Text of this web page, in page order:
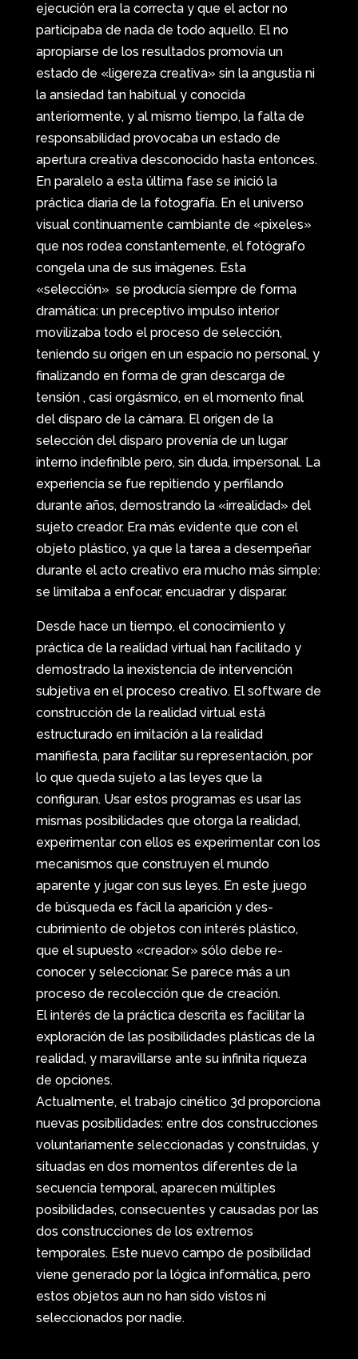
ejecución era la correcta y que el actor no
participaba de nada de todo aquello. El no
apropiarse de los resultados promovía un
estado de «ligereza creativa» sin la angustia ni
la ansiedad tan habitual y conocida
anteriormente, y al mismo tiempo, la falta de
responsabilidad provocaba un estado de
apertura creativa desconocido hasta entonces.
En paralelo a esta última fase se inició la
práctica diaria de la fotografía. En el universo
visual continuamente cambiante de «pixeles»
que nos rodea constantemente, el fotógrafo
congela una de sus imágenes. Esta
«selección» se producía siempre de forma
dramática: un preceptivo impulso interior
movilizaba todo el proceso de selección,
teniendo su origen en un espacio no personal, y
finalizando en forma de gran descarga de
tensión , casi orgásmico, en el momento final
del disparo de la cámara. El origen de la
selección del disparo provenía de un lugar
interno indefinible pero, sin duda, impersonal. La
experiencia se fue repitiendo y perfilando
durante años, demostrando la «irrealidad» del
sujeto creador. Era más evidente que con el
objeto plástico, ya que la tarea a desempeñar
durante el acto creativo era mucho más simple:
se limitaba a enfocar, encuadrar y disparar.
Desde hace un tiempo, el conocimiento y
práctica de la realidad virtual han facilitado y
demostrado la inexistencia de intervención
subjetiva en el proceso creativo. El software de
construcción de la realidad virtual está
estructurado en imitación a la realidad
manifiesta, para facilitar su representación, por
lo que queda sujeto a las leyes que la
configuran. Usar estos programas es usar las
mismas posibilidades que otorga la realidad,
experimentar con ellos es experimentar con los
mecanismos que construyen el mundo
aparente y jugar con sus leyes. En este juego
de búsqueda es fácil la aparición y des-
cubrimiento de objetos con interés plástico,
que el supuesto «creador» sólo debe re-
conocer y seleccionar. Se parece más a un
proceso de recolección que de creación.
El interés de la práctica descrita es facilitar la
exploración de las posibilidades plásticas de la
realidad, y maravillarse ante su infinita riqueza
de opciones.
Actualmente, el trabajo cinético 3d proporciona
nuevas posibilidades: entre dos construcciones
voluntariamente seleccionadas y construidas, y
situadas en dos momentos diferentes de la
secuencia temporal, aparecen múltiples
posibilidades, consecuentes y causadas por las
dos construcciones de los extremos
temporales. Este nuevo campo de posibilidad
viene generado por la lógica informática, pero
estos objetos aun no han sido vistos ni
seleccionados por nadie.